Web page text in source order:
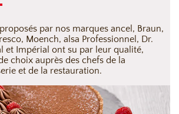
par nos marques ancel, Braun,
Moench, alsa Professionnel, Dr.
et Impérial ont su par leur qualité,
choix auprès des chefs de la
et de la restauration.